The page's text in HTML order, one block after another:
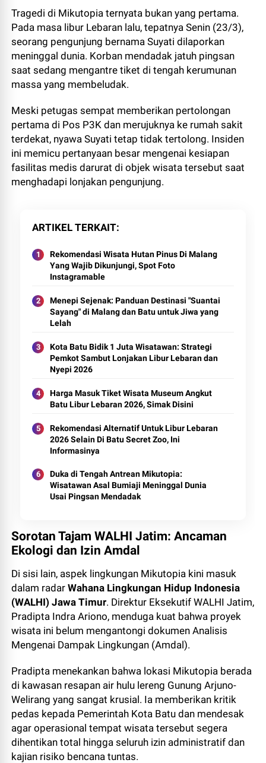
Tragedi di Mikutopia ternyata bukan yang pertama.
Pada masa libur Lebaran lalu, tepatnya Senin (23/3),
seorang pengunjung bernama Suyati dilaporkan
meninggal dunia. Korban mendadak jatuh pingsan
saat sedang mengantre tiket di tengah kerumunan
massa yang membeludak.
Meski petugas sempat memberikan pertolongan
pertama di Pos P3K dan merujuknya ke rumah sakit
terdekat, nyawa Suyati tetap tidak tertolong. Insiden
ini memicu pertanyaan besar mengenai kesiapan
fasilitas medis darurat di objek wisata tersebut saat
menghadapi lonjakan pengunjung.
ARTIKEL TERKAIT
Rekomendasi Wisata Hutan Pinus Di Malang
Yang Wajib Dikunjungi, Spot Foto
Instagramable
Menepi Sejenak: Panduan Destinasi "Suantai
Sayang" di Malang dan Batu untuk Jiwa yang
Lelah
Kota Batu Bidik 1 Juta Wisatawan: Strategi
Pemkot Sambut Lonjakan Libur Lebaran dan
Nyepi 2026
Harga Masuk Tiket Wisata Museum Angkut
Batu Libur Lebaran 2026, Simak Disini
Rekomendasi Alternatif Untuk Libur Lebaran
2026 Selain Di Batu Secret Zoo, Ini
Informasinya
Duka di Tengah Antrean Mikutopia:
Wisatawan Asal Bumiaji Meninggal Dunia
Usai Pingsan Mendadak
Sorotan Tajam WALHI Jatim: Ancaman
Ekologi dan Izin Amdal
Di sisi lain, aspek lingkungan Mikutopia kini masuk
dalam radarWahana Lingkungan Hidup Indonesia
(WALHI) Jawa Timur. Direktur Eksekutif WALHI Jatim,
Pradipta Indra Ariono, menduga kuat bahwa proyek
wisata ini belum mengantongi dokumen Analisis
Mengenai Dampak Lingkungan (Amdal).
Pradipta menekankan bahwa lokasi Mikutopia berada
di kawasan resapan air hulu lereng Gunung Arjuno-
Welirang yang sangat krusial. Ia memberikan kritik
pedas kepada Pemerintah Kota Batu dan mendesak
agar operasional tempat wisata tersebut segera
dihentikan total hingga seluruh izin administratif dan
kajian risiko bencana tuntas.